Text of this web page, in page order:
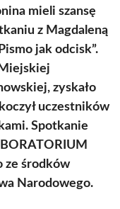
mieli szansę
z Magdaleną
jak odcisk”.
zyskało
uczestników
Spotkanie
ze środków
Narodowego.